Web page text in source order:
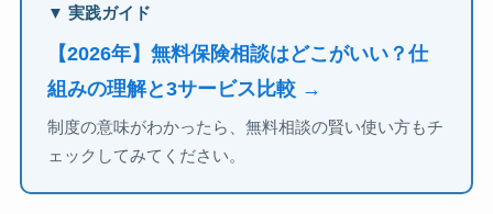
▼ 実践ガイド
【2026年】無料保険相談はどこがいい？仕
組みの理解と3サービス比較 →
制度の意味がわかったら、無料相談の賢い使い方もチ
ェックしてみてください。